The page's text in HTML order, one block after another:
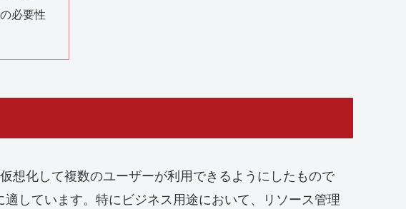
必要性
想化して複数のユーザーが利用できるようにしたもので
しています。特にビジネス用途において、リソース管理